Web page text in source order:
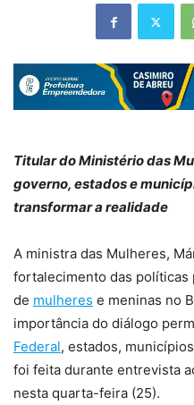
Titular do Ministério das
governo, estados e
transformar a realidade
A ministra das Mulheres,
fortalecimento das políticas
de mulheres e meninas no
importância do diálogo
Federal, estados,
foi feita durante entrevista
nesta quarta-feira (25).